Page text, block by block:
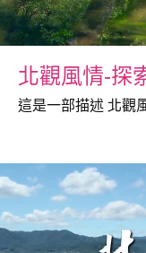
北觀風情-探
這是一部描述 北觀